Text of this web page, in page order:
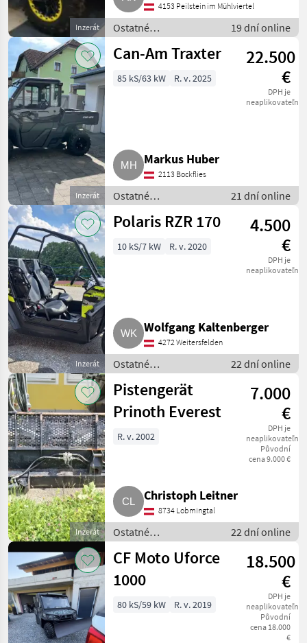
Inzerát
4153 Peilstein im Mühlviertel
Ostatné
poľnohospodárske
silové stroje / ATV /
19 dní online
Inzerát
Can-Am Traxter
22.500
€
DPH je
neaplikovateľné
85 kS/63 kW R. v. 2025
Markus Huber
2113 Bockflies
Ostatné
poľnohospodárske
silové stroje / ATV /
21 dní online
Inzerát
Polaris RZR 170
4.500
€
DPH je
neaplikovateľné
10 kS/7 kW R. v. 2020
Wolfgang Kaltenberger
4272 Weitersfelden
Ostatné
poľnohospodárske
silové stroje / ATV /
UTV / Quad
22 dní online
Inzerát
Pistengerät
Prinoth Everest
7.000
€
DPH je
neaplikovateľné
Původní
cena 9.000 €
R. v. 2002
Christoph Leitner
8734 Lobmingtal
Ostatné
poľnohospodárske
silové stroje / ATV /
UTV / Quad
22 dní online
CF Moto Uforce
1000
18.500
€
DPH je
neaplikovateľné
Původní
cena 18.000
€
80 kS/59 kW R. v. 2019